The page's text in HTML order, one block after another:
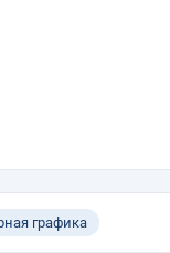
графика